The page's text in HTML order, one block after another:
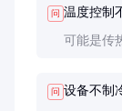
问 温度控制
可能是传
问 设备不制